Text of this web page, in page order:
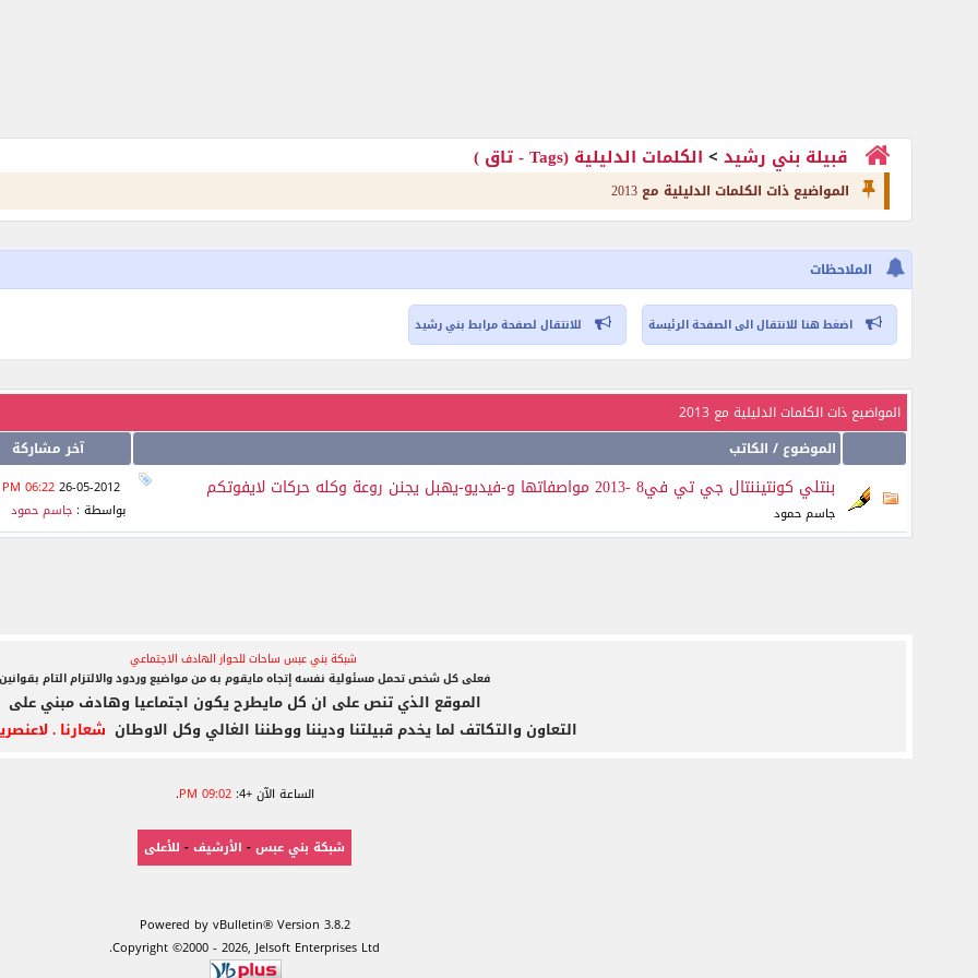
قبيلة بني رشيد > الكلمات الدليلية (Tags - تاق )
المواضيع ذات الكلمات الدليلية مع2013
الملاحظات
اضغط هنا للانتقال الى الصفحة الرئيسة للانتقال لصفحة مرابط بني رشيد
المواضيع ذات الكلمات الدليلية مع 2013
الموضوع / الكاتب
آخر مشاركة
بنتلي كونتيننتال جي تي في8 -2013 مواصفاتها و-فيديو-يهبل يجنن روعة وكله حركات لايفوتكم
جاسم حمود
26-05-2012
06:22 PM
بواسطة :جاسم حمود
شبكة بني عبس ساحات للحوار الهادف الاجتماعي
فعلى كل شخص تحمل مسئولية نفسه إتجاه مايقوم بهمن مواضيع وردود والالتزام التام بقوانين
الموقع الذي تنص على ان كل مايطرح يكون اجتماعيا وهادف مبني على
التعاون والتكاتف لما يخدم قبيلتنا وديننا ووطننا الغالي وكل الاوطان شعارنا .
الساعة الآن +4: 09:02 PM
.
شبكة بني عبس- الأرشيف- للأعلى
Powered by vBulletin® Version 3.8.2
Copyright ©2000 - 2026, Jelsoft Enterprises Ltd.